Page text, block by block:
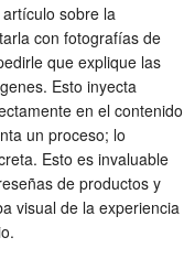
sobre la
con fotografías de
que explique las
Esto inyecta
en el contenido
un proceso; lo
Esto es invaluable
de productos y
visual de la experiencia